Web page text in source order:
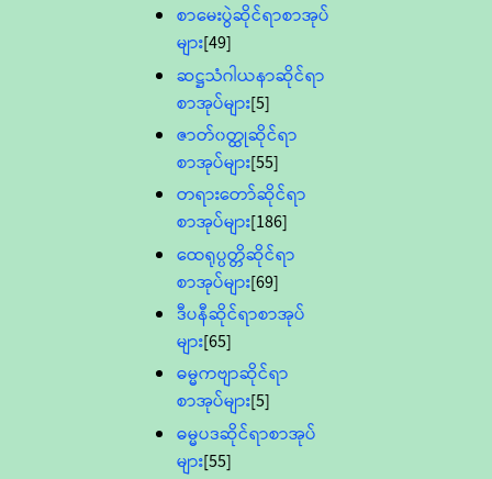
စာမေးပွဲဆိုင်ရာစာအုပ်
များ[49]
ဆဋ္ဌသံဂါယနာဆိုင်ရာ
စာအုပ်များ[5]
ဇာတ်၀တ္ထုဆိုင်ရာ
စာအုပ်များ[55]
တရားတော်ဆိုင်ရာ
စာအုပ်များ[186]
ထေရုပ္ပတ္တိဆိုင်ရာ
စာအုပ်များ[69]
ဒီပနီဆိုင်ရာစာအုပ်
များ[65]
ဓမ္မကဗျာဆိုင်ရာ
စာအုပ်များ[5]
ဓမ္မပဒဆိုင်ရာစာအုပ်
များ[55]